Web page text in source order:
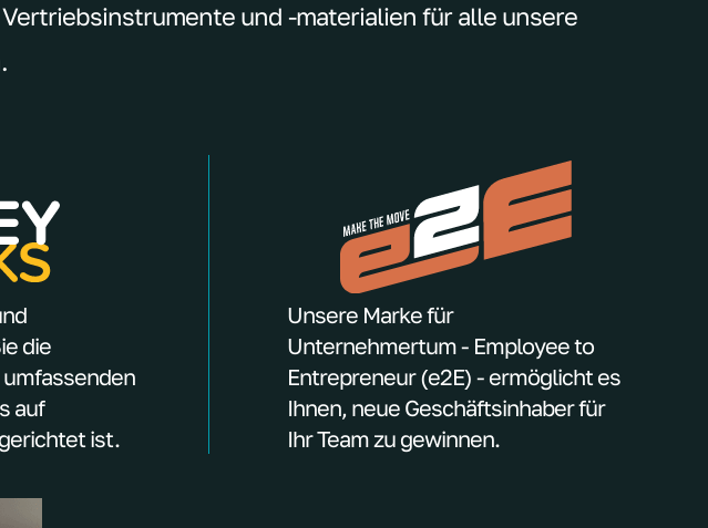
und -materialien für alle unsere
die
auf
ist.
Unsere Marke für
Unternehmertum - Employee to
Entrepreneur (e2E) - ermöglicht es
Ihnen, neue Geschäftsinhaber für
Ihr Team zu gewinnen.